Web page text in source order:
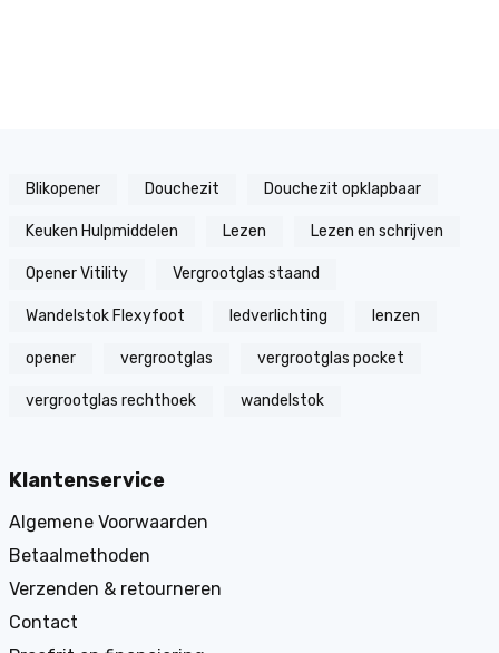
Blikopener Douchezit Douchezit opklapbaar
Keuken Hulpmiddelen Lezen Lezen en schrijven
Opener Vitility Vergrootglas staand
Wandelstok Flexyfoot ledverlichting lenzen
opener vergrootglas vergrootglas pocket
vergrootglas rechthoek wandelstok
Klantenservice
Algemene Voorwaarden
Betaalmethoden
Verzenden & retourneren
Contact